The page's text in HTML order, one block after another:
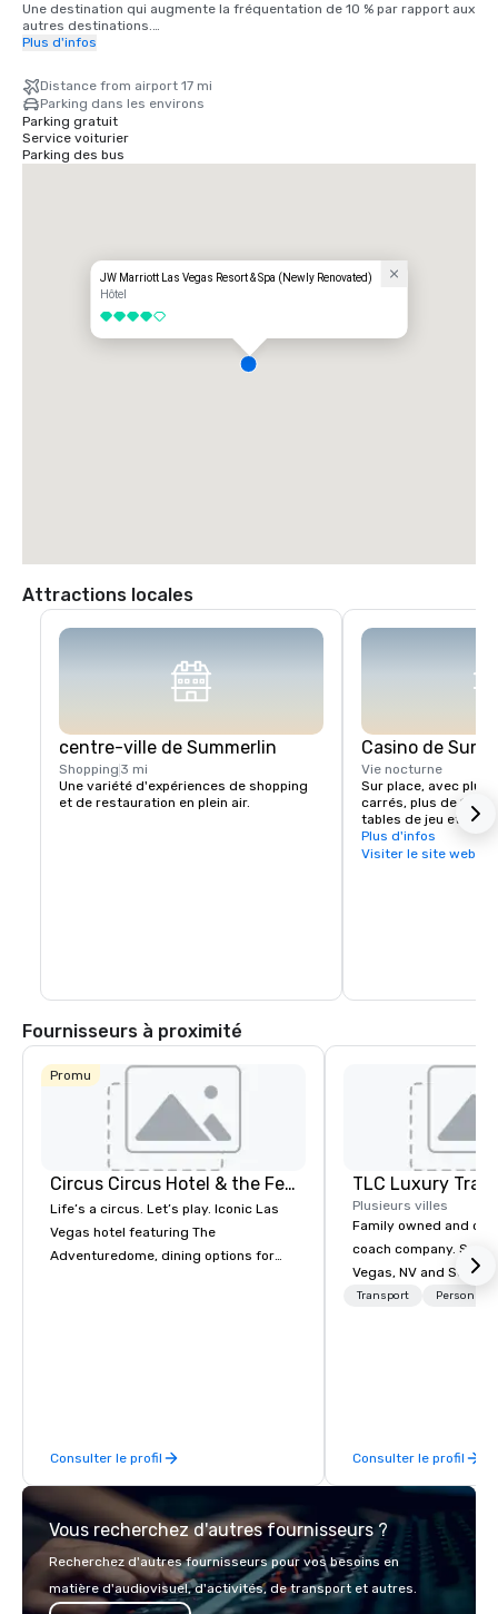
Une destination qui augmente la fréquentation de 10 % par rapport aux
autres destinations.
escale vers plus de 170 destinations américaines et internationales,
reliant Las Vegas aux principaux marchés d'Amérique du Nord,
d'Europe, d'Asie et d'Amérique latine.
Plus d'infos
Distance from airport 17 mi
Parking dans les environs
Parking gratuit
Service voiturier
Parking des bus
JW Marriott Las Vegas Resort & Spa (Newly Renovated)
Hôtel
4 sur 5
Attractions locales
centre-ville de Summerlin
Shopping 3 mi
Une variété d'expériences de shopping
et de restauration en plein air.
Casino de
Vie nocturne
Sur place, avec plus
carrés, plus de 1700
tables de jeu et un
Sportsbook.
Plus d'infos
Visiter le site web
Fournisseurs à proximité
Promu
Circus Circus Hotel & the Festival Grounds
Life’s a circus. Let’s play. Iconic Las
Vegas hotel featuring The
Adventuredome, dining options for
Consulter le profil
TLC Luxury
Plusieurs villes
Family owned and
coach company.
Vegas, NV and
areas. Please visit
Transport Personnel
Consulter le profil
Vous recherchez d'autres fournisseurs ?
Recherchez d'autres fournisseurs pour vos besoins en
matière d'audiovisuel, d'activités, de transport et autres.